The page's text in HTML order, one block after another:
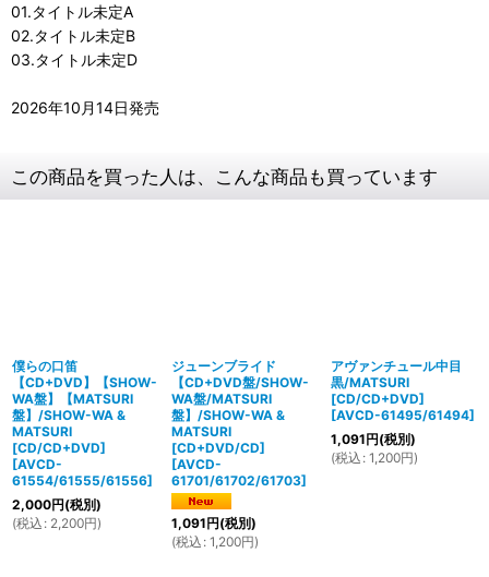
01.タイトル未定A
02.タイトル未定B
03.タイトル未定D
2026年10月14日発売
この商品を買った人は、こんな商品も買っています
僕らの口笛
【CD+DVD】【SHOW-
WA盤】【MATSURI
盤】/SHOW-WA &
MATSURI
[CD/CD+DVD]
[AVCD-
61554/61555/61556]
2,000円(税別)
(税込 : 2,200円)
ジューンブライド
【CD+DVD盤/SHOW-
WA盤/MATSURI
盤】/SHOW-WA &
MATSURI
[CD+DVD/CD]
[AVCD-
61701/61702/61703]
1,091円(税別)
(税込 : 1,200円)
アヴァンチュール中目
黒/MATSURI
[CD/CD+DVD]
[AVCD-61495/61494]
1,091円(税別)
(税込 : 1,200円)